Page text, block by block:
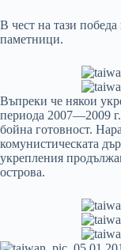
В чест на тази
паметници.
Въпреки че някои
периода 2007—2009
бойна готовност.
комунистическата
укрепления
острова.